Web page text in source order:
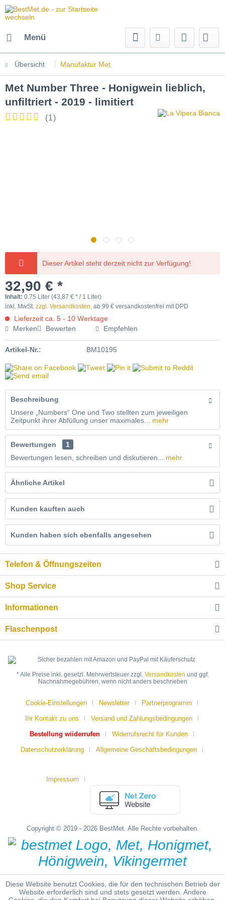
Menü
Übersicht Manufaktur Met
Met Number Three - Honigwein lieblich,
unfiltriert - 2019 - limitiert
(1)
ausverkauft
Jahrgang 2019Dieser Artikel steht derzeit nicht zur Verfügung!
32,90 € *
Inhalt: 0.75 Liter (43,87 € * / 1 Liter)
inkl. MwSt. zzgl. Versandkosten, ab 99 € versandkostenfrei mit DPD
Lieferzeit ca. 5 - 10 Werktage
Merken
Bewerten Empfehlen
Artikel-Nr.: BM10195
Beschreibung
Unsere „Numbers“ One und Two stellten zum jeweiligen
Zeitpunkt ihrer Abfüllung unser maximales...
mehr
Bewertungen
1
Bewertungen lesen, schreiben und diskutieren...
mehr
Ähnliche Artikel
Kunden kauften auch
Kunden haben sich ebenfalls angesehen
Telefon & Öffnungszeiten
Shop Service
Informationen
Flaschenpost
* Alle Preise inkl. gesetzl. Mehrwertsteuer zzgl. Versandkosten und ggf.
Nachnahmegebühren, wenn nicht anders beschrieben
Cookie-Einstellungen Newsletter Partnerprogramm
Ihr Kontakt zu uns Versand und Zahlungsbedingungen
Bestellung wiiderrufen Widerrufsrecht für Kunden
Datenschutzerklärung Allgemeine Geschäftsbedingungen
Impressum
Copyright © 2019 - 2026 BestMet. Alle Rechte vorbehalten.
Diese Website benutzt Cookies, die für den technischen Betrieb der
Website erforderlich sind und stets gesetzt werden. Andere